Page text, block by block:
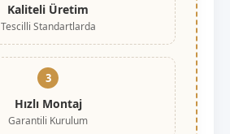
Kaliteli Üretim
Tescilli Standartlarda
3
Hızlı Montaj
Garantili Kurulum